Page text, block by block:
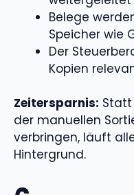
Belege
Speicher wie
Der
Kopien
Zeitersparnis:
der manuellen
verbringen, läuft
Hintergrund.